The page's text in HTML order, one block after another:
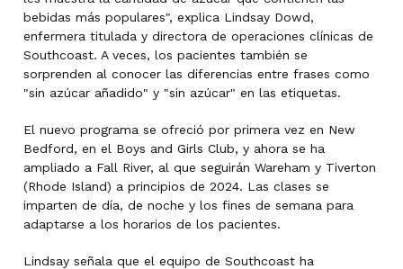
bebidas más populares", explica Lindsay Dowd,
enfermera titulada y directora de operaciones clínicas de
Southcoast. A veces, los pacientes también se
sorprenden al conocer las diferencias entre frases como
"sin azúcar añadido" y "sin azúcar" en las etiquetas.
El nuevo programa se ofreció por primera vez en New
Bedford, en el Boys and Girls Club, y ahora se ha
ampliado a Fall River, al que seguirán Wareham y Tiverton
(Rhode Island) a principios de 2024. Las clases se
imparten de día, de noche y los fines de semana para
adaptarse a los horarios de los pacientes.
Lindsay señala que el equipo de Southcoast ha